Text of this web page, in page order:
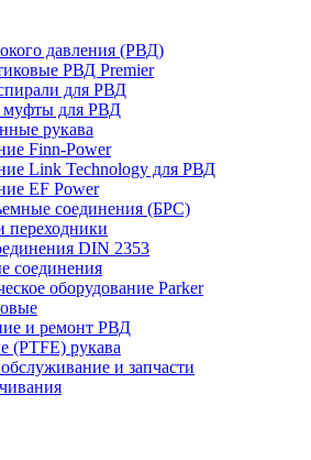
давления (РВД)
РВД Premier
для РВД
для РВД
рукава
Finn-Power
Link Technology для РВД
EF Power
соединения (БРС)
переходники
DIN 2353
соединения
оборудование Parker
и ремонт РВД
(PTFE) рукава
и запчасти